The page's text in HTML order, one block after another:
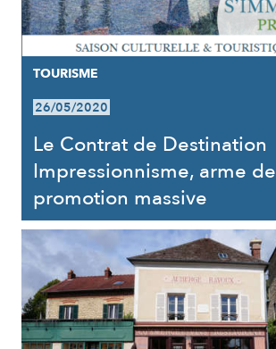
TOURISME
26/05/2020
Le Contrat de Destination
Impressionnisme, arme de
promotion massive